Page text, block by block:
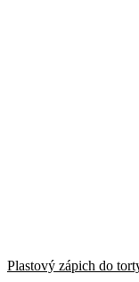
Plastový zápich do